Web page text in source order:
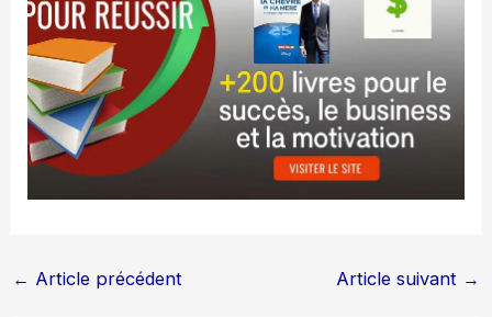
← Article précédent Article suivant →